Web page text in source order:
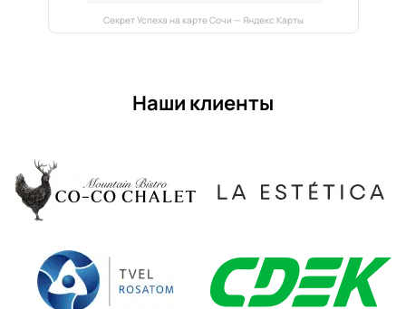
Секрет Успеха на карте Сочи — Яндекс Карты
Наши клиенты